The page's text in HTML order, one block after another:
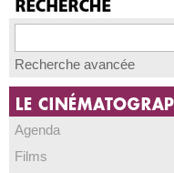
Recherche avancée
Agenda
Films